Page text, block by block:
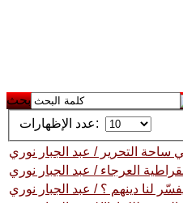
بحث
عدد الإظهارات:
التحرير / عبد الجبار نوري
العرجاء / عبد الجبار نوري
لنا دينهم ؟ / عبد الجبار نوري